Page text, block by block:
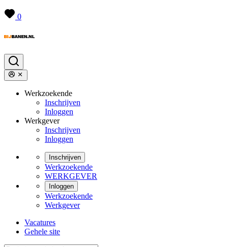
0
Werkzoekende
Inschrijven
Inloggen
Werkgever
Inschrijven
Inloggen
Inschrijven
Werkzoekende
WERKGEVER
Inloggen
Werkzoekende
Werkgever
Vacatures
Gehele site